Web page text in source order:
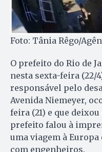
Foto: Tânia Rêgo/
O prefeito do Rio de
nesta sexta-feira (22/
responsável pelo
Avenida Niemeyer,
feira (21) e que
prefeito falou à
uma viagem à
com engenheiros.